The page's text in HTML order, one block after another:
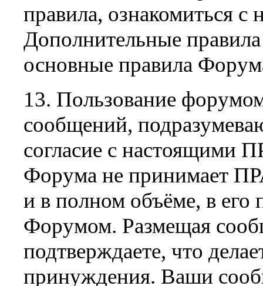
правила, ознакомиться с
Дополнительные
основные правила
13. Пользование
сообщений,
согласие с
Форума не принимает
и в полном объёме, в его
Форумом. Размещая
подтверждаете, что
принуждения. Ваши